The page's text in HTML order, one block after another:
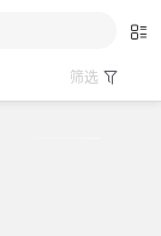
筛选